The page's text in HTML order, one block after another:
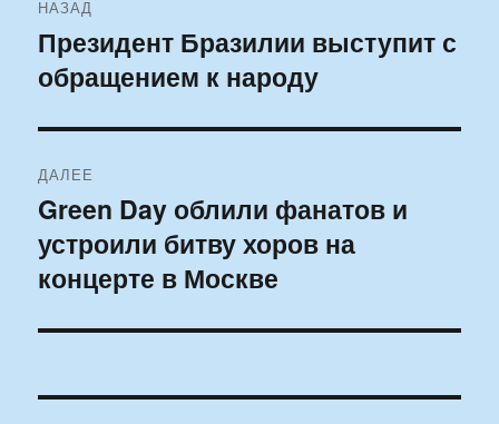
по
записям
НАЗАД
Предыдущая
запись:
Президент Бразилии выступит с
обращением к народу
ДАЛЕЕ
Следующая
запись:
Green Day облили фанатов и
устроили битву хоров на
концерте в Москве